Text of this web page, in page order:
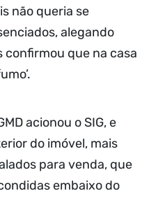
não queria se
alegando
confirmou que na casa
acionou o SIG, e
do imóvel, mais
para venda, que
embaixo do